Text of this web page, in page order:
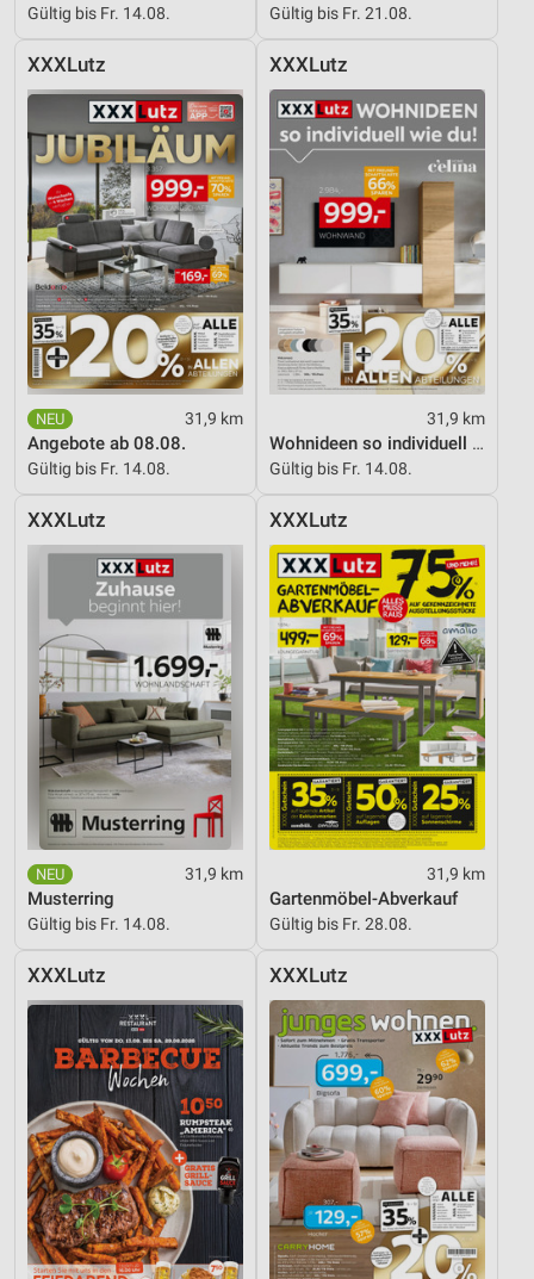
Gültig bis Fr. 14.08. Gültig bis Fr. 21.08.
XXXLutz
31,9 km
Angebote ab 08.08.
Gültig bis Fr. 14.08.
XXXLutz
31,9 km
Wohnideen so individuell wie du!
Gültig bis Fr. 14.08.
XXXLutz
31,9 km
Musterring
Gültig bis Fr. 14.08.
XXXLutz
31,9 km
Gartenmöbel-Abverkauf
Gültig bis Fr. 28.08.
XXXLutz XXXLutz